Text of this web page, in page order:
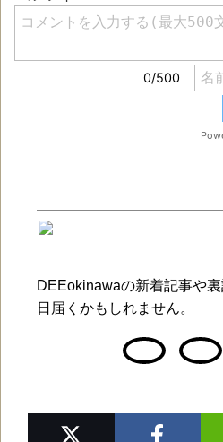
DEEokinawaの新着記事や
日届くかもしれません。